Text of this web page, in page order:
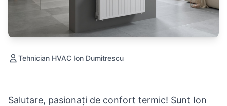
Tehnician HVAC Ion Dumitrescu
Salutare, pasionați de confort termic! Sunt Ion